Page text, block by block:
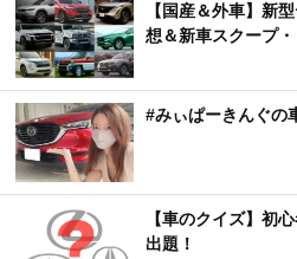
【国産＆外車】新
想＆新車スクープ
#みぃぱーきんぐの
【車のクイズ】初
出題！